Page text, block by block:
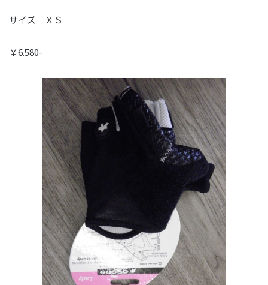
サイズ ＸＳ
￥6.580-